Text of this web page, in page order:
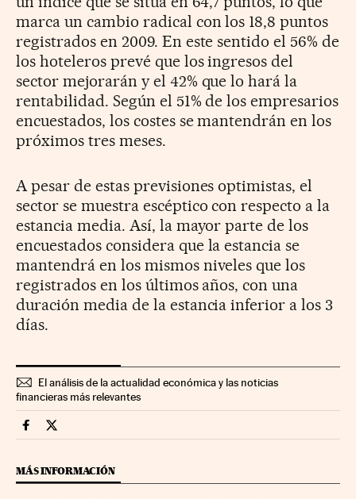
marca un cambio radical con los 18,8 puntos
registrados en 2009. En este sentido el 56% de
los hoteleros prevé que los ingresos del
sector mejorarán y el 42% que lo hará la
rentabilidad. Según el 51% de los empresarios
encuestados, los costes se mantendrán en los
próximos tres meses.
A pesar de estas previsiones optimistas, el
sector se muestra escéptico con respecto a la
estancia media. Así, la mayor parte de los
encuestados considera que la estancia se
mantendrá en los mismos niveles que los
registrados en los últimos años, con una
duración media de la estancia inferior a los 3
días.
El análisis de la actualidad económica y las noticias
financieras más relevantes
Economia Cinco Días en Facebook
Economia Cinco Días en Twitter
MÁS INFORMACIÓN